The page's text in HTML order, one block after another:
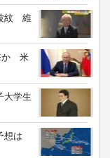
紋 維
か 米
大学生
想は